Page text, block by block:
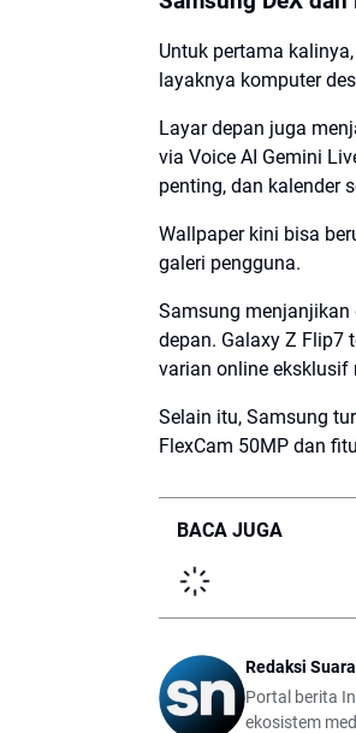
Untuk pertama
layaknya komputer
Layar depan juga
via Voice AI Gemini
penting, dan kalender
Wallpaper kini bisa
galeri pengguna.
Samsung menjanjikan
depan. Galaxy Z Flip7
varian online eksklusif
Selain itu, Samsung
FlexCam 50MP dan
BACA JUGA
Redaksi
Portal berita
ekosistem